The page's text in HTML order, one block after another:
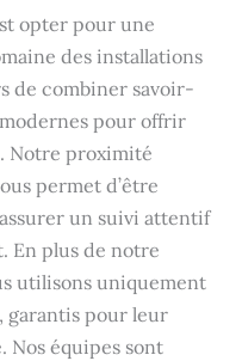
opter pour une
des installations
de combiner savoir-
pour offrir
Notre proximité
permet d’être
un suivi attentif
En plus de notre
utilisons uniquement
garantis pour leur
équipes sont